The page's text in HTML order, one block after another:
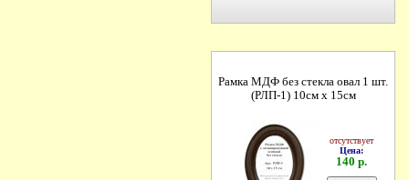
Рамка МДФ без стекла овал 1 шт.
(РЛП-1) 10см х 15см
отсутствует
Цена:
140 р.